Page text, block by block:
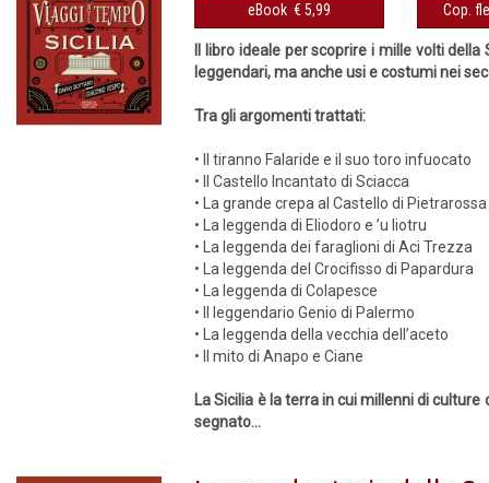
eBook € 5,99 Cop.
Il libro ideale per scoprire i mille volti
leggendari, ma anche usi e costumi nei
Tra gli argomenti trattati:
• Il tiranno Falaride e il suo toro infuocato
• Il Castello Incantato di Sciacca
• La grande crepa al Castello di Pietrarossa
• La leggenda di Eliodoro e ’u liotru
• La leggenda dei faraglioni di Aci Trezza
• La leggenda del Crocifisso di Papardura
• La leggenda di Colapesce
• Il leggendario Genio di Palermo
• La leggenda della vecchia dell’aceto
• Il mito di Anapo e Ciane
La Sicilia è la terra in cui millenni di
segnato...